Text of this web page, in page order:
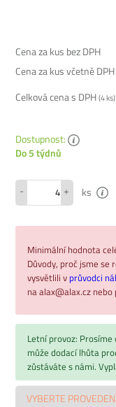
Cena za kus bez DPH
Cena za kus včetně DPH
Celková cena s DPH(4ks)
Dostupnost:
Do 5 týdnů
- + ks
Minimální hodnota
Důvody, proč jsme
vysvětlili v průvodci
na alax@alax.cz
Letní provoz:
může dodací lhůta
zůstáváte s námi.
VYBERTE